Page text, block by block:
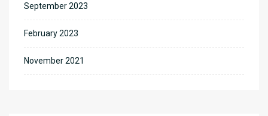
September 2023
February 2023
November 2021